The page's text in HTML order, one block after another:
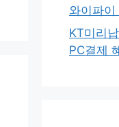
와이파이
KT미리
PC결제